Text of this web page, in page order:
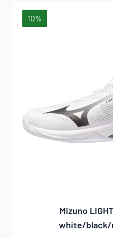
10%
Mizuno
white/black/